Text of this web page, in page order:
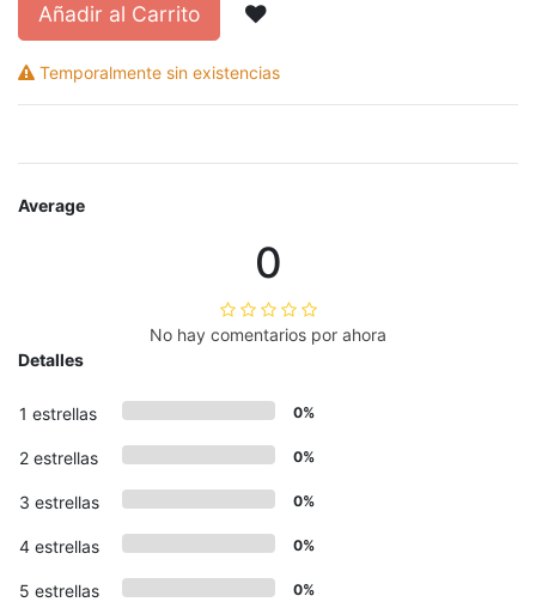
Añadir al Carrito
Temporalmente sin existencias
Average
0
No hay comentarios por ahora
Detalles
1 estrellas 0%
2 estrellas 0%
3 estrellas 0%
4 estrellas 0%
5 estrellas 0%